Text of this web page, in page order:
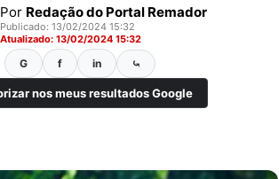
Por Redação do Portal Remador
Publicado: 13/02/2024 15:32
Atualizado: 13/02/2024 15:32
G f in ⤿
nos meus resultados Google